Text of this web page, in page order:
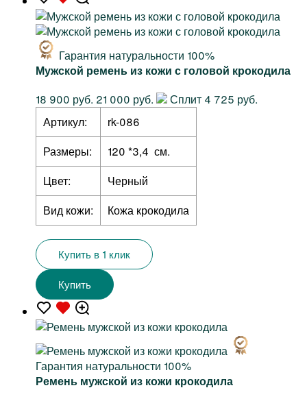
Гарантия натуральности 100%
Мужской ремень из кожи с головой крокодила
18 900 руб. 21 000 руб.
Сплит 4 725 руб.
Артикул:
rk-086
Размеры:
120 *3,4 см.
Цвет:
Черный
Вид кожи:
Кожа крокодила
Купить в 1 клик
Купить
Гарантия натуральности 100%
Ремень мужской из кожи крокодила